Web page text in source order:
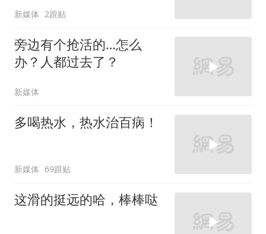
新媒体 2跟贴
旁边有个抢活的…怎么
办？人都过去了？
新媒体
多喝热水，热水治百病！
新媒体 69跟贴
这滑的挺远的哈，棒棒哒